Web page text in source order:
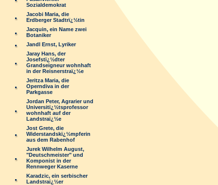
Sozialdemokrat
Jacobi Maria, die
Erdberger Stadtrï¿½tin
Jacquin, ein Name zwei
Botaniker
Jandl Ernst, Lyriker
Jaray Hans, der
Josefstï¿½dter
Grandseigneur wohnhaft
in der Reisnerstraï¿½e
Jeritza Maria, die
Operndiva in der
Parkgasse
Jordan Peter, Agrarier und
Universitï¿½tsprofessor
wohnhaft auf der
Landstraï¿½e
Jost Grete, die
Widerstandskï¿½mpferin
aus dem Rabenhof
Jurek Wilhelm August,
"Deutschmeister" und
Komponist in der
Rennweger Kaserne
Karadzic, ein serbischer
Landstraï¿½er